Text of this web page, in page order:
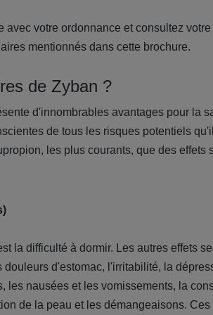
votre ordonnance et consultez
mentionnés dans cette brochure.
de Zyban ?
d'innombrables avantages pour la
de tous les risques potentiels
les plus courants, que des effets
la difficulté à dormir. Les autres effets
d'estomac, l'irritabilité, la
les nausées et les vomissements, la
de la peau et les démangeaisons.